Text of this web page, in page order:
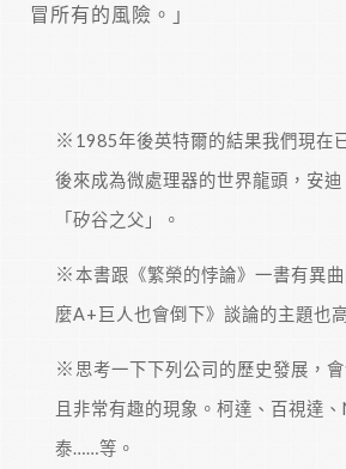
冒所有的風險。」
1985年後英特爾的結果我們現在
後來成為微處理器的世界龍頭，安
「矽谷之父」。
本書跟《繁榮的悖論》一書有異
麼A+巨人也會倒下》談論的主題也
思考一下下列公司的歷史發展，
且非常有趣的現象。柯達、百視達
泰……等。